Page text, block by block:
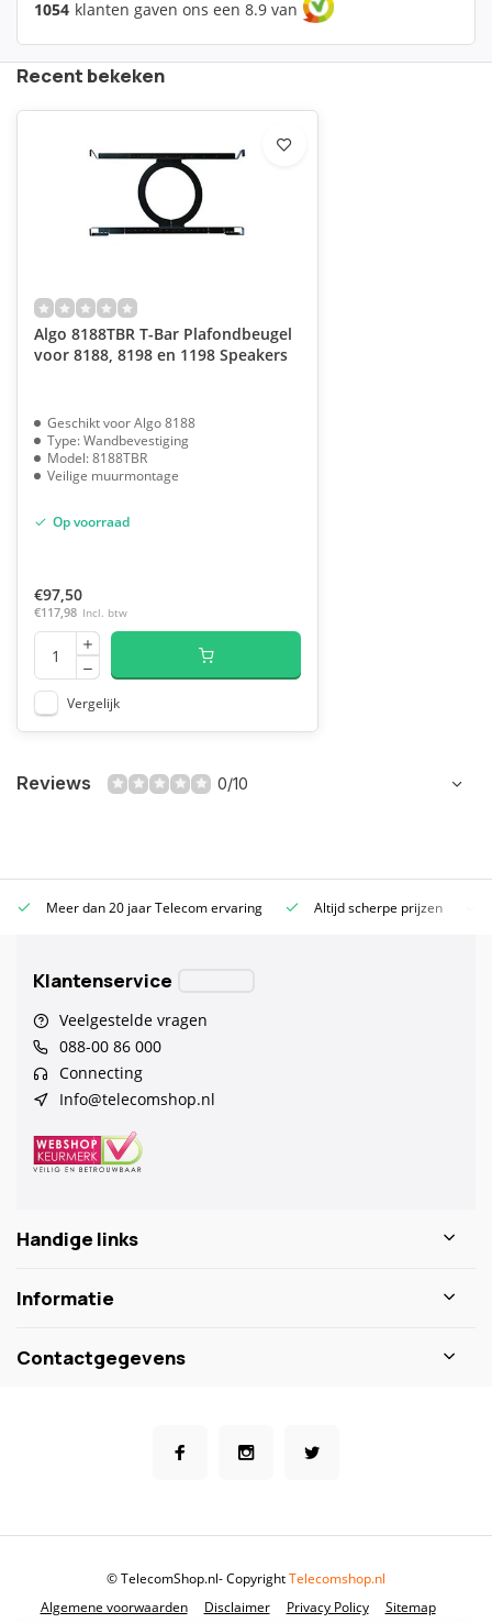
1054 klanten gaven ons een 8.9 van
Recent bekeken
Algo 8188TBR T-Bar Plafondbeugel
voor 8188, 8198 en 1198 Speakers
Geschikt voor Algo 8188
Type: Wandbevestiging
Model: 8188TBR
Veilige muurmontage
Op voorraad
€97,50
€117,98 Incl. btw
Vergelijk
Reviews 0/10
Meer dan 20 jaar Telecom ervaring Altijd scherpe prijzen
Klantenservice
Veelgestelde vragen
088-00 86 000
Connecting
Info@telecomshop.nl
Handige links
Informatie
Contactgegevens
Algemene voorwaarden Disclaimer Privacy Policy Sitemap
© TelecomShop.nl- CopyrightTelecomshop.nl